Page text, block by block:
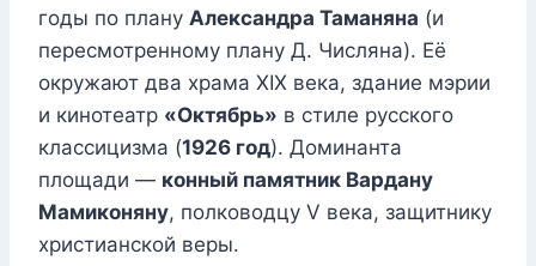
годы по плану Александра Таманяна (и
пересмотренному плану Д. Числяна). Её
окружают два храма XIX века, здание мэрии
и кинотеатр «Октябрь» в стиле русского
классицизма (1926 год). Доминанта
площади — конный памятник Вардану
Мамиконяну, полководцу V века, защитнику
христианской веры.